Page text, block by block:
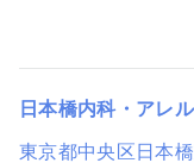
日本橋内科・アレ
東京都中央区日本